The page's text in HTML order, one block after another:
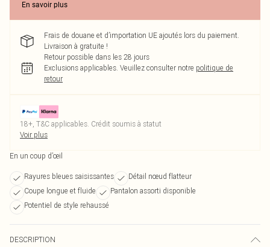
En savoir plus
Frais de douane et d’importation UE ajoutés lors du paiement.
Livraison à gratuite !
Retour possible dans les 28 jours
Exclusions applicables. Veuillez consulter notre politique de
retour
18+, T&C applicables. Crédit soumis à statut
Voir plus
En un coup d’œil
Rayures bleues saisissantes
Détail nœud flatteur
Coupe longue et fluide
Pantalon assorti disponible
Potentiel de style rehaussé
DESCRIPTION